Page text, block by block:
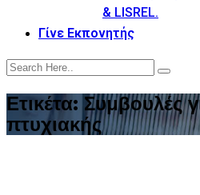
& LISREL.
Γίνε Εκπονητής
Ετικέτα: Συμβουλές
πτυχιακής